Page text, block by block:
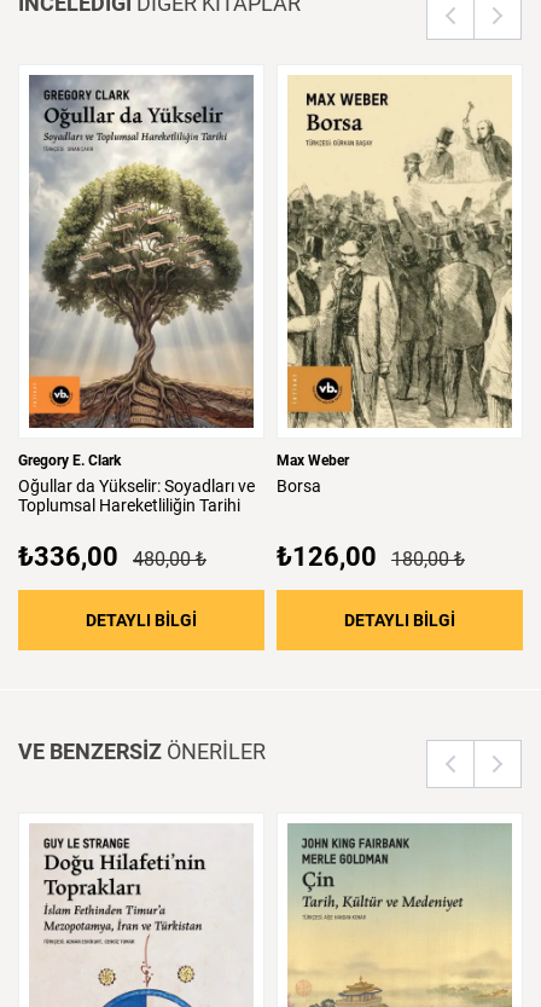
Gregory E. Clark
Oğullarda Yükselir:Soyadlarıve
Toplumsal Hareketliliğin Tarihi
₺336,00 480,00 ₺
DETAYLI BİLGİ : Oğullar da Yükselir: Soyadları ve
Max Weber
Borsa
₺126,00 180,00 ₺
DETAYLI BİLGİ
VE BENZERSİZ ÖNERİLER